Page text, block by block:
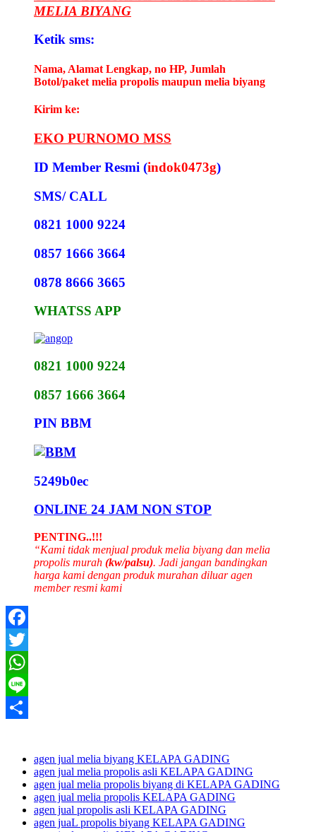
MELIA BIYANG
Ketik sms:
Nama, Alamat Lengkap, no HP, Jumlah
Botol/paket melia propolis maupun melia biyang
Kirim ke:
EKO PURNOMO MSS
ID Member Resmi (indok0473g)
SMS/ CALL
0821 1000 9224
0857 1666 3664
0878 8666 3665
WHATSS APP
0821 1000 9224
0857 1666 3664
PIN BBM
5249b0ec
ONLINE 24 JAM NON STOP
PENTING..!!!
“Kami tidak menjual produk melia biyang dan melia
propolis murah (kw/palsu). Jadi jangan bandingkan
harga kami dengan produk murahan diluar agen
member resmi kami
Facebook
Twitter
WhatsApp
Line
agen jual melia biyang KELAPA GADING
agen jual melia propolis asli KELAPA GADING
agen jual melia propolis biyang di KELAPA GADING
agen jual melia propolis KELAPA GADING
agen jual propolis asli KELAPA GADING
agen juaL propolis biyang KELAPA GADING